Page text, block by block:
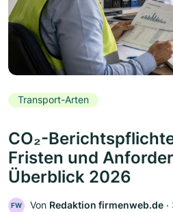
Transport-Arten
CO₂-
Fristen und
Überblick 2026
FW Von Redaktion firmenweb.de ‧